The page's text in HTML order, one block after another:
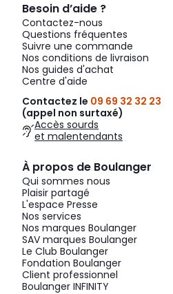
Besoin d’aide ?
Contactez-nous
Questions fréquentes
Suivre une commande
Nos conditions de livraison
Nos guides d'achat
Centre d'aide
Contactez le 09 69 32 32 23
(appel non surtaxé)
Accès sourds
et malentendants
À propos de Boulanger
Qui sommes nous
Plaisir partagé
L'espace Presse
Nos services
Nos marques Boulanger
SAV marques Boulanger
Le Club Boulanger
Fondation Boulanger
Client professionnel
Boulanger INFINITY